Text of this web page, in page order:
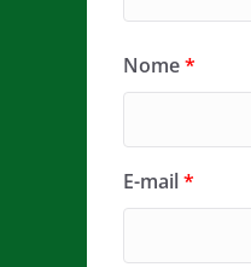
Nome*
E-mail*